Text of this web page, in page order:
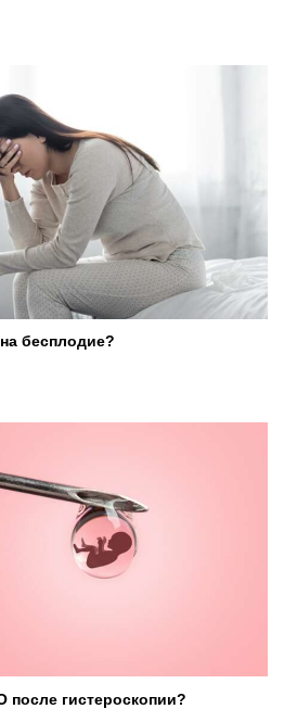
бесплодие?
после гистероскопии?